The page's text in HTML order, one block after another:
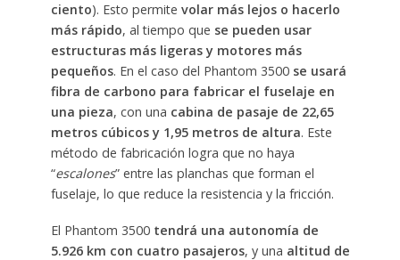
ciento). Esto permite volar más lejos o hacerlo
más rápido, al tiempo que se pueden usar
estructuras más ligeras y motores más
pequeños. En el caso del Phantom 3500 se usará
fibra de carbono para fabricar el fuselaje en
una pieza, con una cabina de pasaje de 22,65
metros cúbicos y 1,95 metros de altura. Este
método de fabricación logra que no haya
“escalones” entre las planchas que forman el
fuselaje, lo que reduce la resistencia y la fricción.
El Phantom 3500 tendrá una autonomía de
5.926 km con cuatro pasajeros, y una altitud de